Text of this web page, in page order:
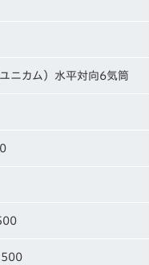
ニカム）水平対向6気筒